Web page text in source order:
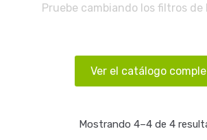
Pruebe cambiando los filtros de
Ver el catálogo
Mostrando 4–4 de 4